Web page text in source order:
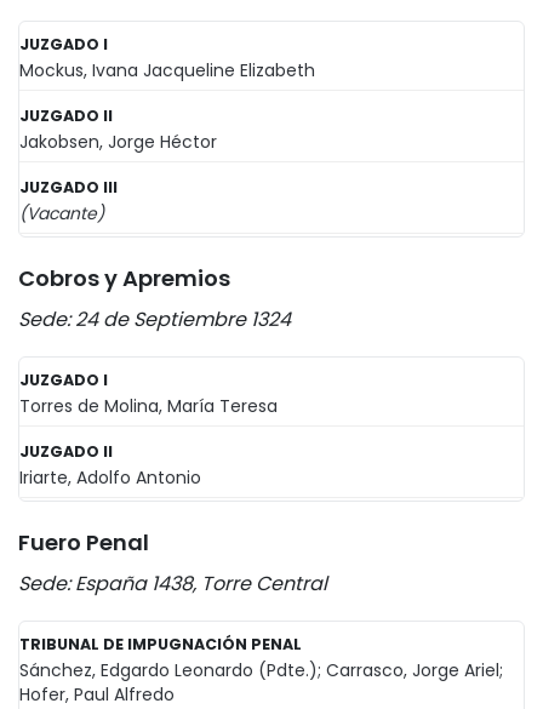
JUZGADO I
Mockus, Ivana Jacqueline Elizabeth
JUZGADO II
Jakobsen, Jorge Héctor
JUZGADO III
(Vacante)
Cobros y Apremios
Sede: 24 de Septiembre 1324
JUZGADO I
Torres de Molina, María Teresa
JUZGADO II
Iriarte, Adolfo Antonio
Fuero Penal
Sede: España 1438, Torre Central
TRIBUNAL DE IMPUGNACIÓN PENAL
Sánchez, Edgardo Leonardo (Pdte.); Carrasco, Jorge Ariel;
Hofer, Paul Alfredo